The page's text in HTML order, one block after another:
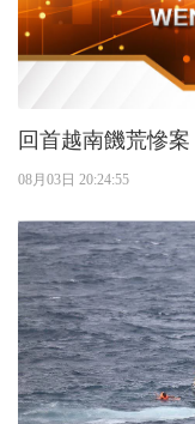
08月03日 20:24:55